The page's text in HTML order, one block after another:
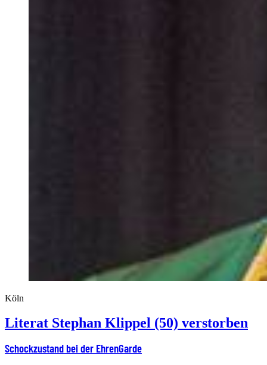
Köln
Literat Stephan Klippel (50) verstorben
Schockzustand bei der EhrenGarde